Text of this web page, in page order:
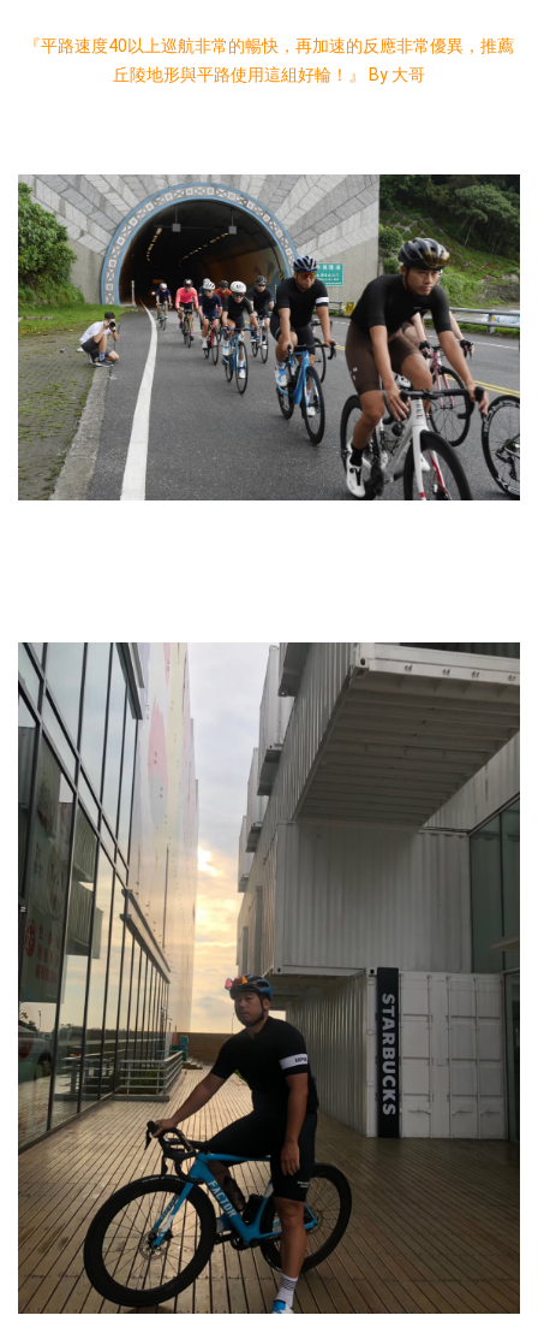
『平路速度40以上巡航非常的暢快，再加速的反應非常優異，推薦
丘陵地形與平路使用這組好輪！』 By 大哥